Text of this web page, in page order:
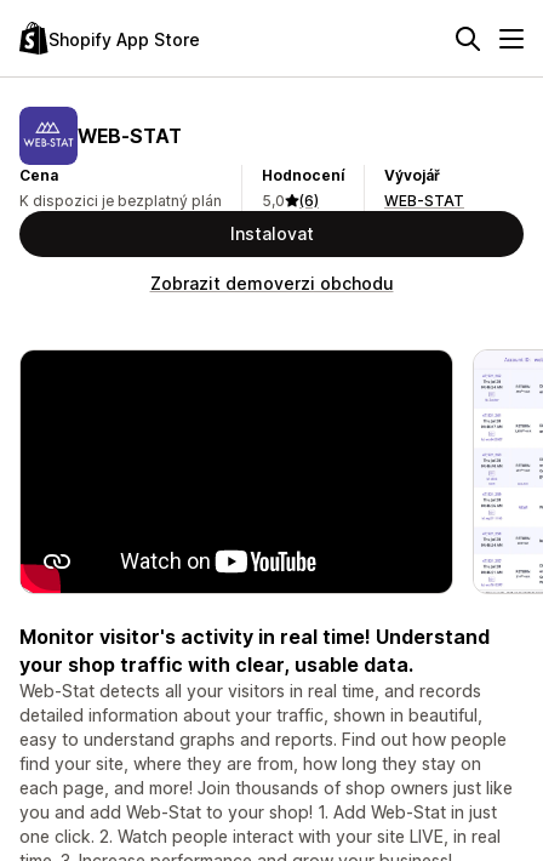
Shopify App Store
WEB‑STAT
Cena
K dispozici je bezplatný plán
Hodnocení
5,0
(6)
Vývojář
WEB-STAT
Instalovat
Zobrazit demoverzi obchodu
Monitor visitor's activity in real time! Understand
your shop traffic with clear, usable data.
Web-Stat detects all your visitors in real time, and records
detailed information about your traffic, shown in beautiful,
easy to understand graphs and reports. Find out how people
find your site, where they are from, how long they stay on
each page, and more! Join thousands of shop owners just like
you and add Web-Stat to your shop! 1. Add Web-Stat in just
one click. 2. Watch people interact with your site LIVE, in real